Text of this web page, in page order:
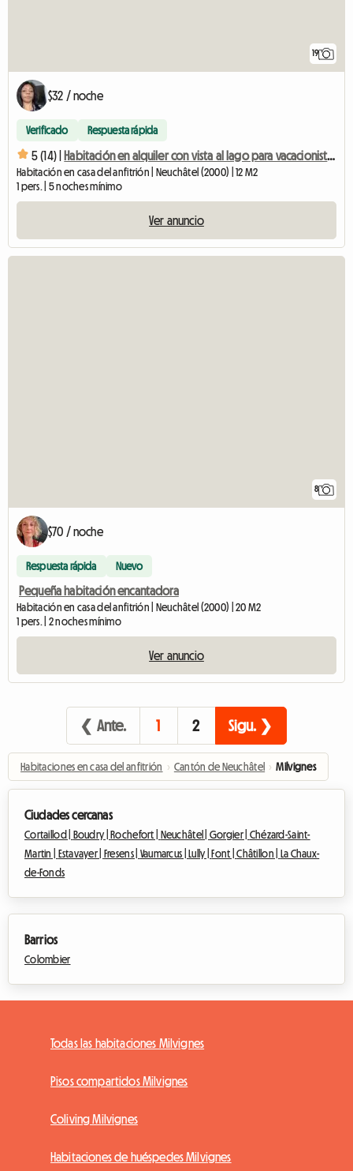
19
$32 / noche
Verificado Respuesta rápida
5 (14) | Habitación en alquiler con vista al lago para vacacionistas, estudiantes.
Habitación en casa del anfitrión | Neuchâtel (2000) | 12 M2
1 pers. | 5 noches mínimo
Ver anuncio
8
$70 / noche
Respuesta rápida Nuevo
Pequeña habitación encantadora
Habitación en casa del anfitrión | Neuchâtel (2000) | 20 M2
1 pers. | 2 noches mínimo
Ver anuncio
❮ Ante. 1 2 Sigu. ❯
Habitaciones en casa del anfitrión › Cantón de Neuchâtel › Milvignes
Ciudades cercanas
Cortaillod | Boudry | Rochefort | Neuchâtel | Gorgier | Chézard-Saint-
Martin |
Estavayer | Fresens | Vaumarcus | Lully | Font |Châtillon |
La Chaux-
de-Fonds
Barrios
Colombier
Todas las habitaciones Milvignes
Pisos compartidos Milvignes
Coliving Milvignes
Habitaciones de huéspedes Milvignes